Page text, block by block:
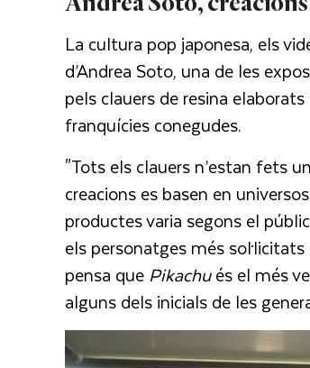
La cultura pop japonesa, els
d’Andrea Soto, una de les
pels clauers de resina
franquícies conegudes.
"Tots els clauers n’estan fets
creacions es basen en
productes varia segons el
els personatges més
pensa que Pikachués el més
alguns dels inicials de les